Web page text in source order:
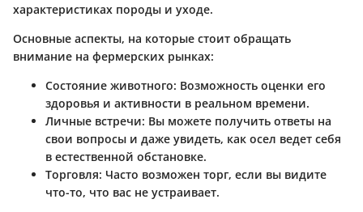
характеристиках породы и уходе.
Основные аспекты, на которые стоит обращать
внимание на фермерских рынках:
Состояние животного: Возможность оценки его
здоровья и активности в реальном времени.
Личные встречи: Вы можете получить ответы на
свои вопросы и даже увидеть, как осел ведет себя
в естественной обстановке.
Торговля: Часто возможен торг, если вы видите
что-то, что вас не устраивает.